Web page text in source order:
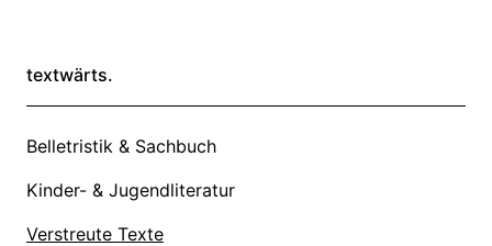
textwärts.
Belletristik & Sachbuch
Kinder- & Jugendliteratur
Verstreute Texte